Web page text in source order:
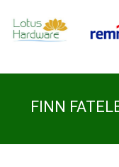
FINN